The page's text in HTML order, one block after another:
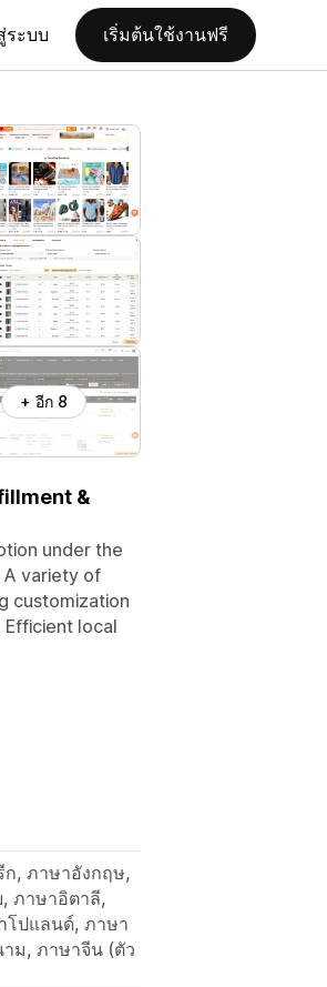
ระบบ เริ่มต้นใช้งานฟรี
+ อีก 8
&
under the
A variety of
customization
Efficient local
ก, ภาษาอังกฤษ,
ภาษาอิตาลี,
โปแลนด์, ภาษา
าม, ภาษาจีน (ตัว